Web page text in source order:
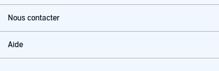
Nous contacter
Aide